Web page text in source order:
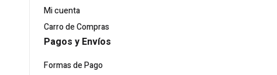
Mi cuenta
Carro de Compras
Pagos y Envíos
Formas de Pago